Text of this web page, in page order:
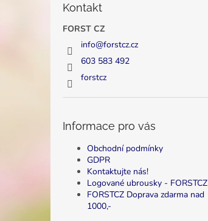
Kontakt
FORST CZ
info@forstcz.cz
603 583 492
forstcz
Informace pro vás
Obchodní podmínky
GDPR
Kontaktujte nás!
Logované ubrousky - FORSTCZ
FORSTCZ Doprava zdarma nad
1000,-